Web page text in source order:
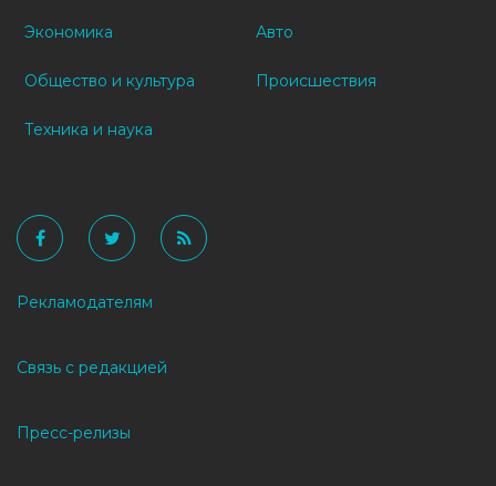
Экономика Авто
Общество и культура Происшествия
Техника и наука
Рекламодателям
Связь с редакцией
Пресс-релизы